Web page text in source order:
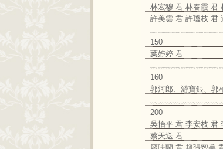
林宏穆 君 林春霞 君
許美雲 君 許瓊枝 君
150
葉婷婷 君
160
郭河郎、游寶銀、郭
200
吳怡平 君 李安枝 君
蔡天送 君